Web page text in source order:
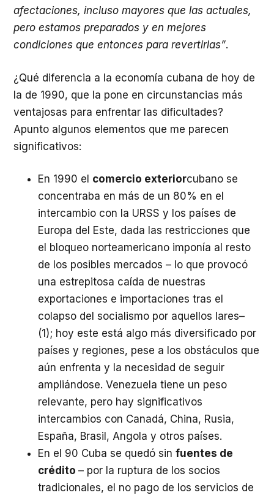
afectaciones, incluso mayores que las actuales,
pero estamos preparados y en mejores
condiciones que entonces para revertirlas”.
¿Qué diferencia a la economía cubana de hoy de
la de 1990, que la pone en circunstancias más
ventajosas para enfrentar las dificultades?
Apunto algunos elementos que me parecen
significativos:
En 1990 el comercio exteriorcubano se
concentraba en más de un 80% en el
intercambio con la URSS y los países de
Europa del Este, dada las restricciones que
el bloqueo norteamericano imponía al resto
de los posibles mercados – lo que provocó
una estrepitosa caída de nuestras
exportaciones e importaciones tras el
colapso del socialismo por aquellos lares–
(1); hoy este está algo más diversificado por
países y regiones, pese a los obstáculos que
aún enfrenta y la necesidad de seguir
ampliándose. Venezuela tiene un peso
relevante, pero hay significativos
intercambios con Canadá, China, Rusia,
España, Brasil, Angola y otros países.
En el 90 Cuba se quedó sin fuentes de
crédito – por la ruptura de los socios
tradicionales, el no pago de los servicios de